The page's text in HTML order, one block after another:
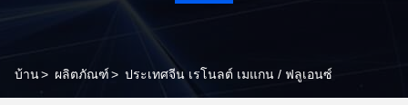
บ้าน> ผลิตภัณฑ์> ประเทศจีน เรโนลต์ เมแกน / ฟลูเอนซ์